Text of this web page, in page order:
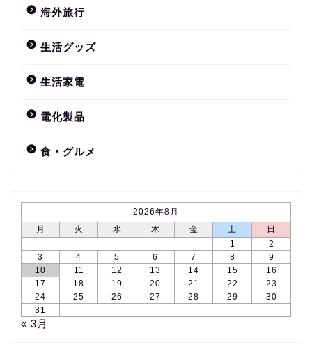
海外旅行
生活グッズ
生活家電
電化製品
食・グルメ
2026年8月
月
火 水 木 金 土
日
1
2
3
4 5 6 7 8
9
10
11 12 13 14 15
16
17
18 19 20 21 22
23
24
25 26 27 28 29
30
31
« 3月